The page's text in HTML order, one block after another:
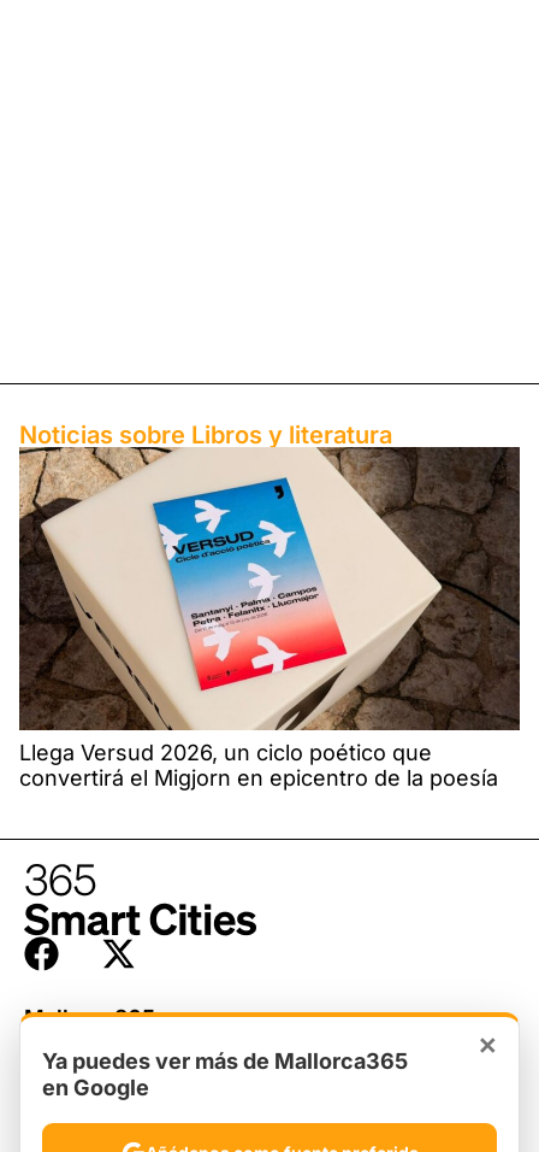
Noticias sobre ​Libros y literatura
Llega Versud 2026, un ciclo poético que
convertirá el Migjorn en epicentro de la poesía
Hadoqmedia
Mallorca365
Quiénes somos
Ciudades365
Newsletter
×
Ya puedes ver más de Mallorca365
en Google